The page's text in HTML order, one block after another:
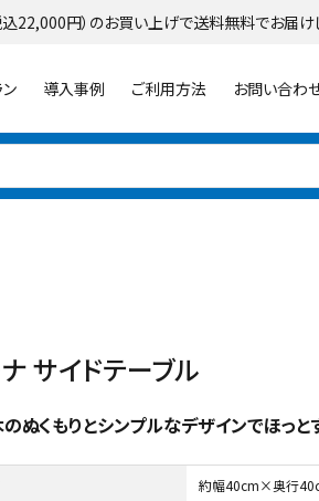
円）のお買い上げで送料無料でお届け
ェルフ 花壇材
導入事例 ご利用方法 お問い合わ
サイドテーブル
ぬくもりとシンプルなデザインでほっと
約幅40cm×奥行